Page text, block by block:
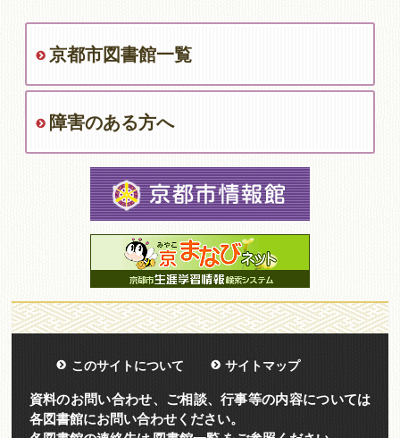
京都市図書館一覧
障害のある方へ
このサイトについて サイトマップ
資料のお問い合わせ、ご相談、行事等の内容については
各図書館にお問い合わせください。